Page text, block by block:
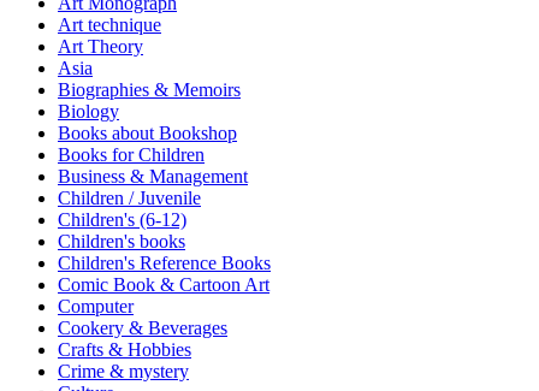
Art technique
Art Theory
Asia
Biographies & Memoirs
Biology
Books about Bookshop
Books for Children
Business & Management
Children / Juvenile
Children's (6-12)
Children's books
Children's Reference Books
Comic Book & Cartoon Art
Computer
Cookery & Beverages
Crafts & Hobbies
Crime & mystery